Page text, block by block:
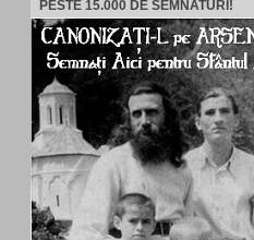
PESTE 15.000 DE SEMNATURI!